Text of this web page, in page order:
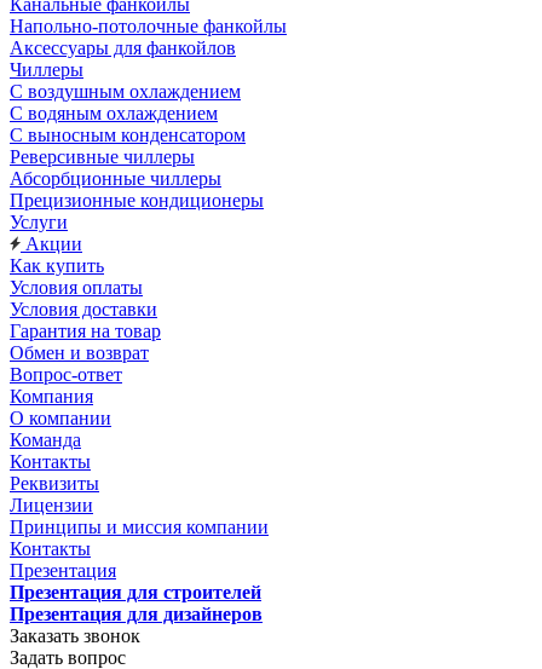
Канальные фанкойлы
Напольно-потолочные фанкойлы
Аксессуары для фанкойлов
Чиллеры
С воздушным охлаждением
С водяным охлаждением
С выносным конденсатором
Реверсивные чиллеры
Абсорбционные чиллеры
Прецизионные кондиционеры
Услуги
Акции
Как купить
Условия оплаты
Условия доставки
Гарантия на товар
Обмен и возврат
Вопрос-ответ
Компания
О компании
Команда
Контакты
Реквизиты
Лицензии
Принципы и миссия компании
Контакты
Презентация
Презентация для строителей
Презентация для дизайнеров
Заказать звонок
Задать вопрос